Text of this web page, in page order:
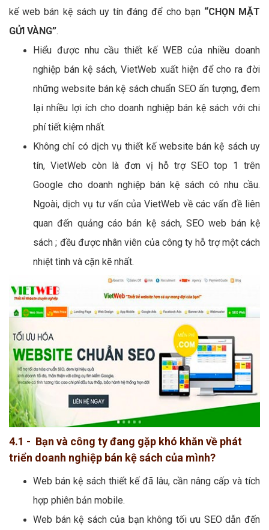
kế web bán kệ sách uy tín đáng để cho bạn “CHỌN MẶT
GỬI VÀNG”.
Hiểu được nhu cầu thiết kế WEB của nhiều doanh
nghiệp bán kệ sách, VietWeb xuất hiện để cho ra đời
những website bán kệ sách chuẩn SEO ấn tượng, đem
lại nhiều lợi ích cho doanh nghiệp bán kệ sách với chi
phí tiết kiệm nhất.
Không chỉ có dịch vụ thiết kế website bán kệ sách uy
tín, VietWeb còn là đơn vị hỗ trợ SEO top 1 trên
Google cho doanh nghiệp bán kệ sách có nhu cầu.
Ngoài, dịch vụ tư vấn của VietWeb về các vấn đề liên
quan đến quảng cáo bán kệ sách, SEO web bán kệ
sách ; đều được nhân viên của công ty hỗ trợ một cách
nhiệt tình và cặn kẽ nhất.
4.1 - Bạn và công ty đang gặp khó khăn về phát
triển doanh nghiệp bán kệ sách của mình?
Web bán kệ sách thiết kế đã lâu, cần nâng cấp và tích
hợp phiên bản mobile.
Web bán kệ sách của bạn không tối ưu SEO dẫn đến